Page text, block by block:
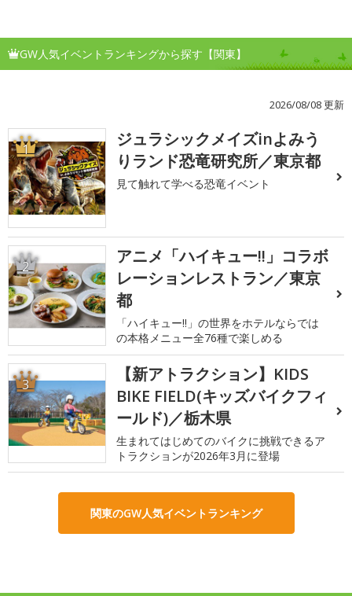
GW人気イベントランキングから探す【関東】
2026/08/08 更新
1
ジュラシックメイズinよみう
りランド恐竜研究所／東京都
見て触れて学べる恐竜イベント
2
アニメ「ハイキュー!!」コラボ
レーションレストラン／東京
都
「ハイキュー!!」の世界をホテルならでは
の本格メニュー全76種で楽しめる
3
【新アトラクション】KIDS
BIKE FIELD(キッズバイクフィ
ールド)／栃木県
生まれてはじめてのバイクに挑戦できるア
トラクションが2026年3月に登場
関東のGW人気イベントランキング